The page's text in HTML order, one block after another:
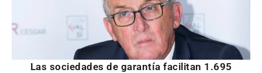
Las sociedades de garantía facilitan 1.695